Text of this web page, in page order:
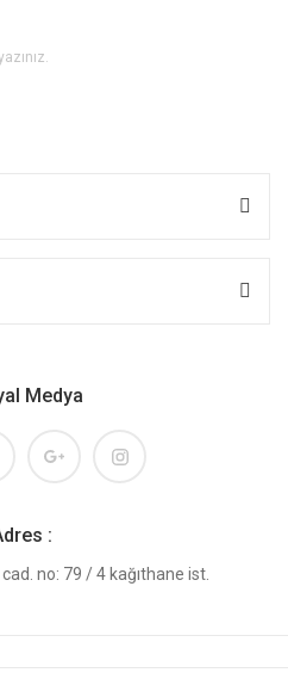
Medya
:
no: 79 / 4 kağıthane ist.